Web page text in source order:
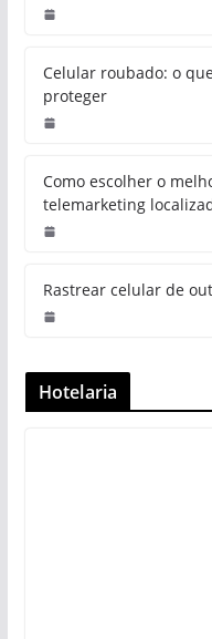
Celular roubado: o
proteger
Como escolher o
telemarketing
Rastrear celular de
Hotelaria